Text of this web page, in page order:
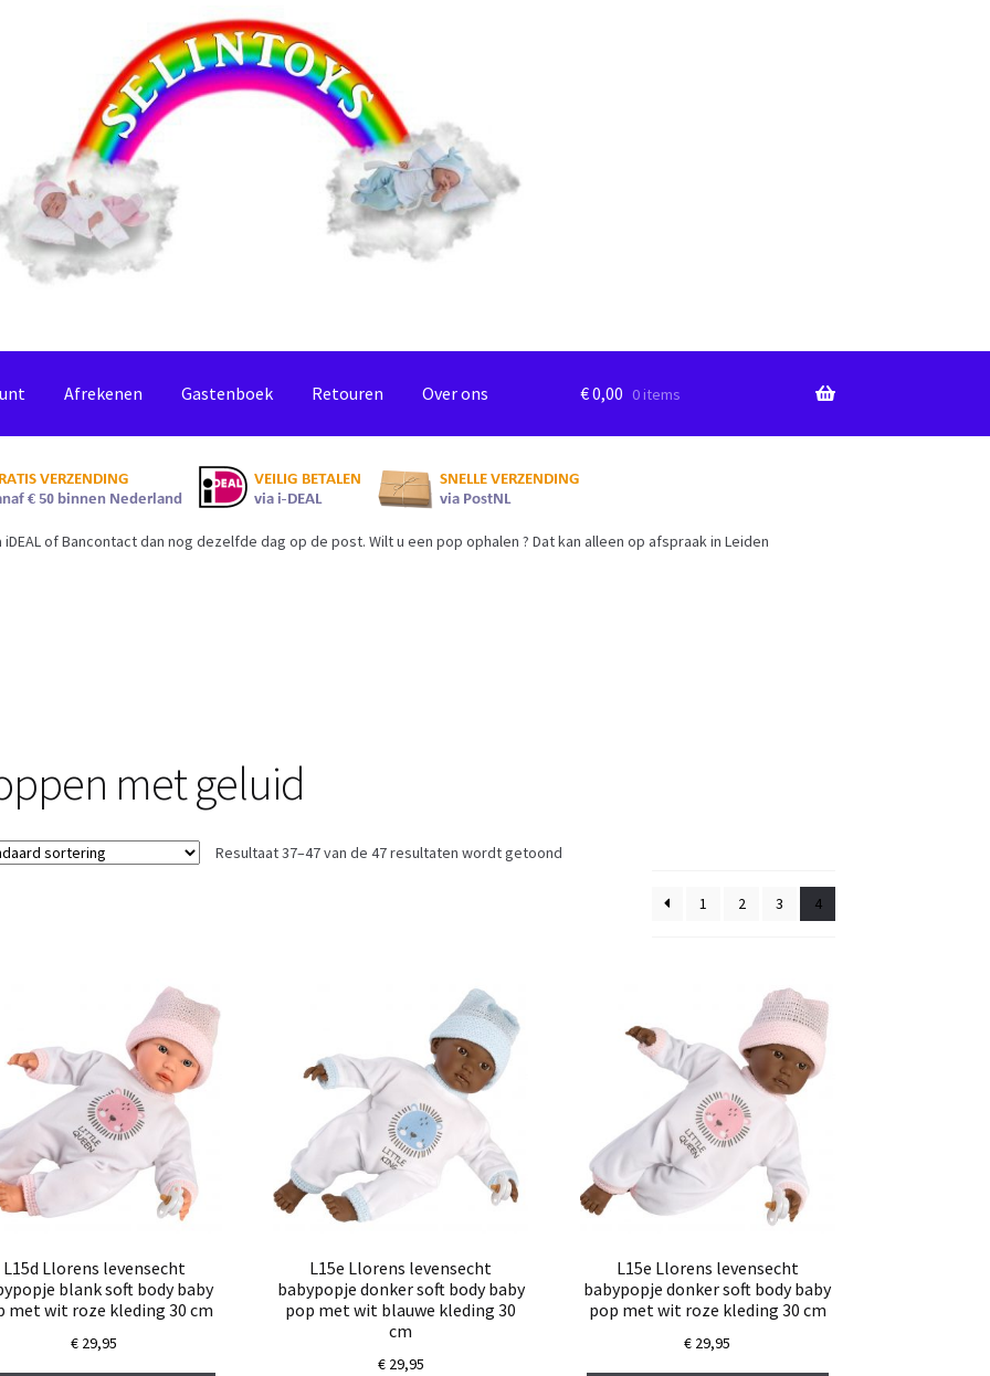
Afrekenen Gastenboek Retouren Over ons €0,00 0 items
of Bancontact dan nog dezelfde dag op de post. Wilt u een pop ophalen ? Dat kan alleen op afspraak in Leiden
met geluid
Resultaat 37–47 van de 47 resultaten wordt getoond
1 2 3 4
L15d Llorens levensecht
blank soft body baby
met wit roze kleding 30 cm
€ 29,95
L15e Llorens levensecht
babypopje donker soft body baby
pop met wit blauwe kleding 30
cm
€29,95
L15e Llorens levensecht
babypopje donker soft body baby
pop met wit roze kleding 30 cm
€ 29,95